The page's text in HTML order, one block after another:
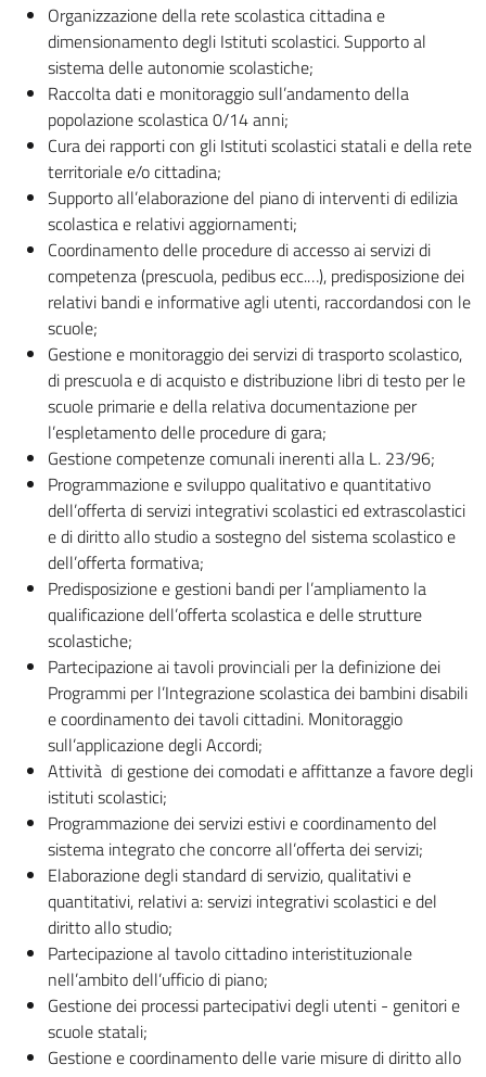
Organizzazione della rete scolastica cittadina e
dimensionamento degli Istituti scolastici. Supporto al
sistema delle autonomie scolastiche;
Raccolta dati e monitoraggio sull’andamento della
popolazione scolastica 0/14 anni;
Cura dei rapporti con gli Istituti scolastici statali e della rete
territoriale e/o cittadina;
Supporto all’elaborazione del piano di interventi di edilizia
scolastica e relativi aggiornamenti;
Coordinamento delle procedure di accesso ai servizi di
competenza (prescuola, pedibus ecc.…), predisposizione dei
relativi bandi e informative agli utenti, raccordandosi con le
scuole;
Gestione e monitoraggio dei servizi di trasporto scolastico,
di prescuola e di acquisto e distribuzione libri di testo per le
scuole primarie e della relativa documentazione per
l’espletamento delle procedure di gara;
Gestione competenze comunali inerenti alla L. 23/96;
Programmazione e sviluppo qualitativo e quantitativo
dell’offerta di servizi integrativi scolastici ed extrascolastici
e di diritto allo studio a sostegno del sistema scolastico e
dell’offerta formativa;
Predisposizione e gestioni bandi per l’ampliamento la
qualificazione dell’offerta scolastica e delle strutture
scolastiche;
Partecipazione ai tavoli provinciali per la definizione dei
Programmi per l’Integrazione scolastica dei bambini disabili
e coordinamento dei tavoli cittadini. Monitoraggio
sull’applicazione degli Accordi;
Attività di gestione dei comodati e affittanze a favore degli
istituti scolastici;
Programmazione dei servizi estivi e coordinamento del
sistema integrato che concorre all’offerta dei servizi;
Elaborazione degli standard di servizio, qualitativi e
quantitativi, relativi a: servizi integrativi scolastici e del
diritto allo studio;
Partecipazione al tavolo cittadino interistituzionale
nell’ambito dell’ufficio di piano;
Gestione dei processi partecipativi degli utenti - genitori e
scuole statali;
Gestione e coordinamento delle varie misure di diritto allo